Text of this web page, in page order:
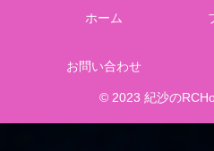
ホーム
お問い合わせ
© 2023 紀沙の